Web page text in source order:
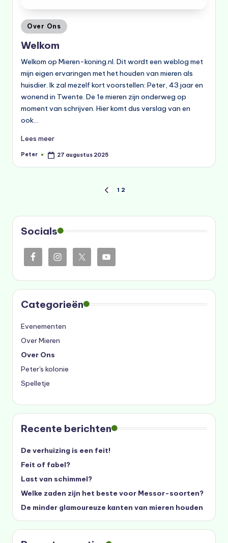
Geplaatst
in
Over Ons
Welkom
Welkom op Mieren-koning.nl. Dit wordt een weblog met
mijn eigen ervaringen met het houden van mieren als
huisdier. Ik zal mezelf kort voorstellen: Peter, 43 jaar en
wonend in Twente. De 1e mieren zijn onderweg op
moment van schrijven. Hier komt dus verslag van en
ook…
Lees meer
Geplaatst
Peter 27 augustus 2025
paginering
VORIGE
1 2
Socials
Categorieën
Evenementen
Over Mieren
Over Ons
Peter's kolonie
Spelletje
Recente berichten
De verhuizing is een feit!
Feit of fabel?
Last van schimmel?
Welke zaden zijn het beste voor Messor-soorten?
De minder glamoureuze kanten van mieren houden